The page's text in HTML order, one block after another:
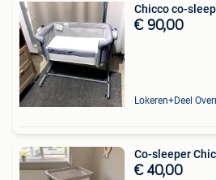
Chicco co-
€ 90,00
Co-sleeper
€ 40,00